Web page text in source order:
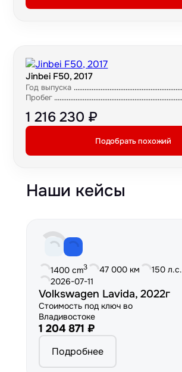
Jinbei F50, 2017
Год выпуска
Пробег
1 216 230 ₽
Подобрать похожий
Наши кейсы
1400 cm3 47 000 км
150 л.с.
2026-07-11
Volkswagen Lavida, 2022г
Стоимость под ключ во
Владивостоке
1 204 871 ₽
Подробнее